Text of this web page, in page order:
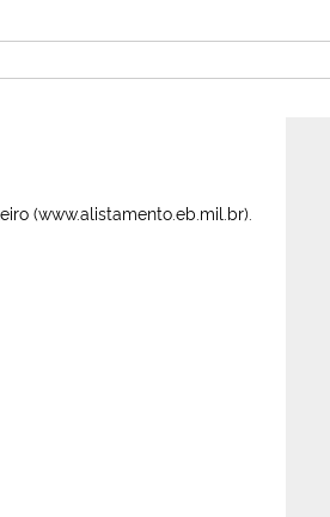
(www.alistamento.eb.mil.br).